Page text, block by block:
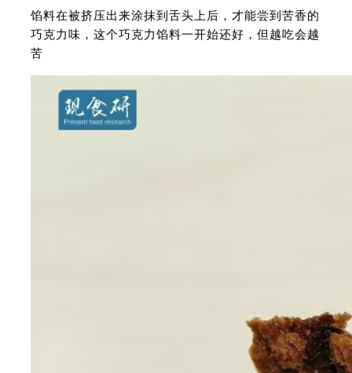
馅料在被挤压出来涂抹到舌头上后，才能尝到苦香的
巧克力味，这个巧克力馅料一开始还好，但越吃会越
苦